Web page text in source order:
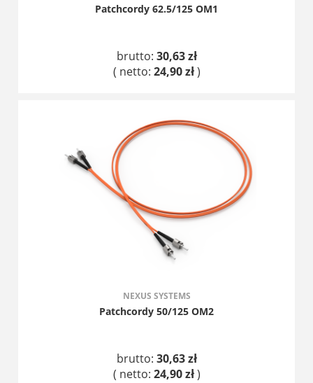
Patchcordy 62.5/125 OM1
brutto: 30,63 zł
( netto: 24,90 zł)
NEXUS SYSTEMS
Patchcordy 50/125 OM2
brutto: 30,63 zł
( netto: 24,90 zł)